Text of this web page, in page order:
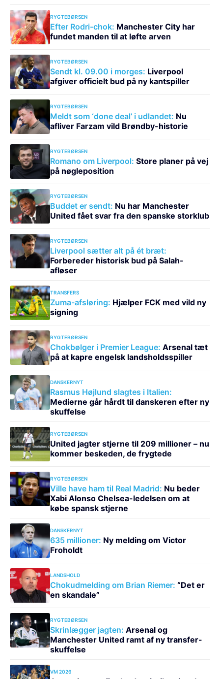
RYGTEBØRSEN
Efter Rodri-chok: Manchester City har
fundet manden til at løfte arven
RYGTEBØRSEN
Sendt kl. 09.00 i morges: Liverpool
afgiver officielt bud på ny kantspiller
RYGTEBØRSEN
Meldt som ‘done deal’ i udlandet: Nu
afliver Farzam vild Brøndby-historie
RYGTEBØRSEN
Romano om Liverpool: Store planer på vej
på nøgleposition
RYGTEBØRSEN
Buddet er sendt: Nu har Manchester
United fået svar fra den spanske storklub
RYGTEBØRSEN
Liverpool sætter alt på ét bræt:
Forbereder historisk bud på Salah-
afløser
TRANSFERS
Zuma-afsløring: Hjælper FCK med vild ny
signing
RYGTEBØRSEN
Chokbølger i Premier League: Arsenal tæt
på at kapre engelsk landsholdsspiller
DANSKERNYT
Rasmus Højlund slagtes i Italien:
Medierne går hårdt til danskeren efter ny
skuffelse
RYGTEBØRSEN
United jagter stjerne til 209 millioner – nu
kommer beskeden, de frygtede
RYGTEBØRSEN
Ville have ham til Real Madrid: Nu beder
Xabi Alonso Chelsea-ledelsen om at
købe spansk stjerne
DANSKERNYT
635 millioner: Ny melding om Victor
Froholdt
LANDSHOLD
Chokudmelding om Brian Riemer: “Det er
en skandale”
RYGTEBØRSEN
Skrinlægger jagten: Arsenal og
Manchester United ramt af ny transfer-
skuffelse
VM 2026